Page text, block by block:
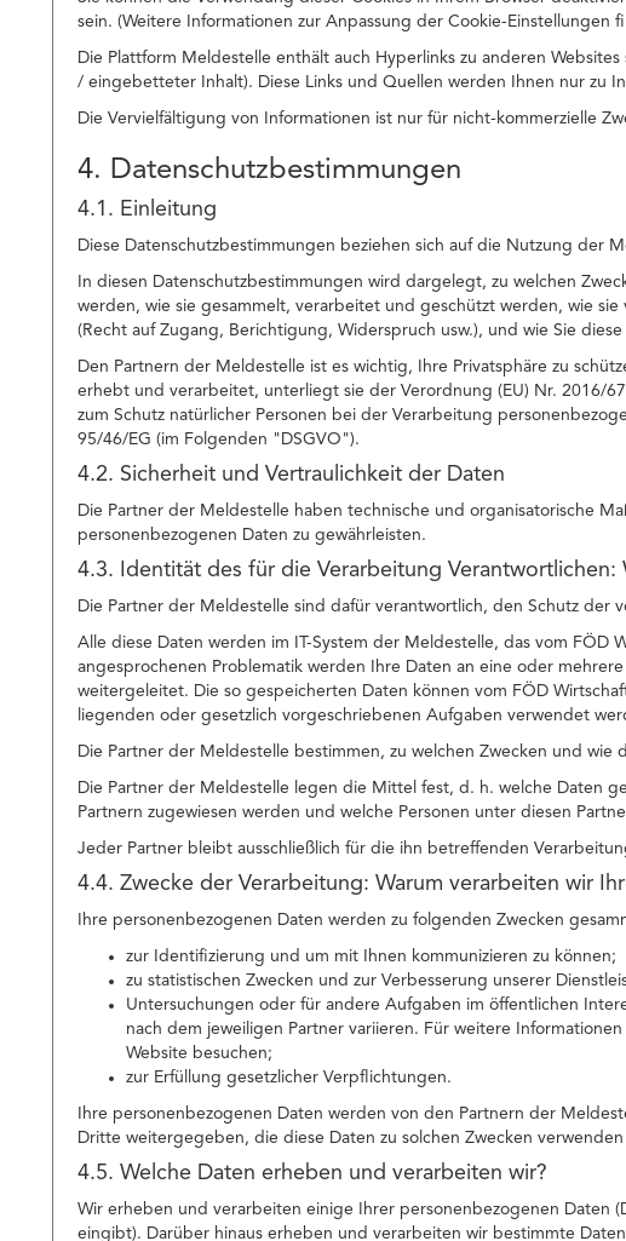
sein. (Weitere Informationen zur Anpassung der Cookie-Einstellungen
Die Plattform Meldestelle enthält auch Hyperlinks zu anderen
/ eingebetteter Inhalt). Diese Links und Quellen werden Ihnen nur zu
Die Vervielfältigung von Informationen ist nur für nicht-kommerzielle
4. Datenschutzbestimmungen
4.1. Einleitung
Diese Datenschutzbestimmungen beziehen sich auf die Nutzung der
In diesen Datenschutzbestimmungen wird dargelegt, zu welchen
werden, wie sie gesammelt, verarbeitet und geschützt werden, wie
(Recht auf Zugang, Berichtigung, Widerspruch usw.), und wie Sie
Den Partnern der Meldestelle ist es wichtig, Ihre Privatsphäre zu
erhebt und verarbeitet, unterliegt sie der Verordnung (EU) Nr. 2016/
zum Schutz natürlicher Personen bei der Verarbeitung
95/46/EG (im Folgenden "DSGVO").
4.2. Sicherheit und Vertraulichkeit der Daten
Die Partner der Meldestelle haben technische und organisatorische
personenbezogenen Daten zu gewährleisten.
4.3. Identität des für die Verarbeitung Verantwortlichen:
Die Partner der Meldestelle sind dafür verantwortlich, den Schutz der
Alle diese Daten werden im IT-System der Meldestelle, das vom
angesprochenen Problematik werden Ihre Daten an eine oder
weitergeleitet. Die so gespeicherten Daten können vom FÖD
liegenden oder gesetzlich vorgeschriebenen Aufgaben verwendet
Die Partner der Meldestelle bestimmen, zu welchen Zwecken und wie
Die Partner der Meldestelle legen die Mittel fest, d. h. welche Daten
Partnern zugewiesen werden und welche Personen unter diesen
Jeder Partner bleibt ausschließlich für die ihn betreffenden
4.4. Zwecke der Verarbeitung: Warum verarbeiten wir
Ihre personenbezogenen Daten werden zu folgenden Zwecken
zur Identifizierung und um mit Ihnen kommunizieren zu können;
zu statistischen Zwecken und zur Verbesserung unserer
Untersuchungen oder für andere Aufgaben im öffentlichen
nach dem jeweiligen Partner variieren. Für weitere
Website besuchen;
zur Erfüllung gesetzlicher Verpflichtungen.
Ihre personenbezogenen Daten werden von den Partnern der
Dritte weitergegeben, die diese Daten zu solchen Zwecken
4.5. Welche Daten erheben und verarbeiten wir?
Wir erheben und verarbeiten einige Ihrer personenbezogenen
eingibt). Darüber hinaus erheben und verarbeiten wir bestimmte